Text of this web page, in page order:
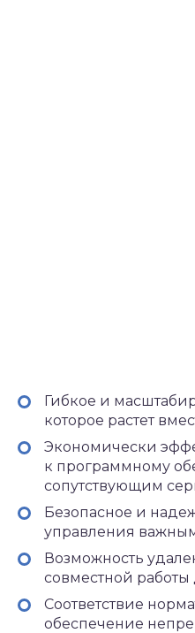
Гибкое и
которое растет
Экономически
к программному
сопутствующим
Безопасное и
управления
Возможность
совместной работы
Соответствие
обеспечение